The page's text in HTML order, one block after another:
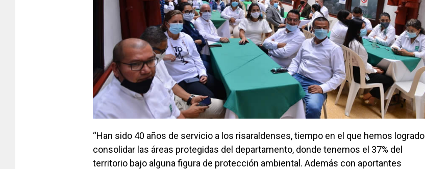
“Han sido 40 años de servicio a los risaraldenses, tiempo en el que hemos logrado
consolidar las áreas protegidas del departamento, donde tenemos el 37% del
territorio bajo alguna figura de protección ambiental. Además con aportantes